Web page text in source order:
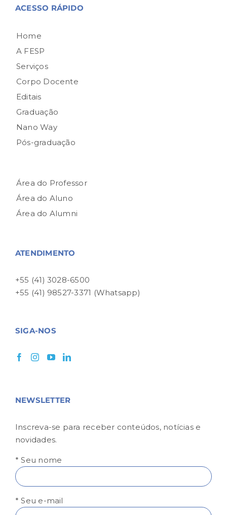
ACESSO RÁPIDO
Home
A FESP
Serviços
Corpo Docente
Editais
Graduação
Nano Way
Pós-graduação
Área do Professor
Área do Aluno
Área do Alumni
ATENDIMENTO
+55 (41) 3028-6500
+55 (41) 98527-3371 (Whatsapp)
SIGA-NOS
NEWSLETTER
Inscreva-se para receber conteúdos, notícias e
novidades.
* Seu nome
* Seu e-mail